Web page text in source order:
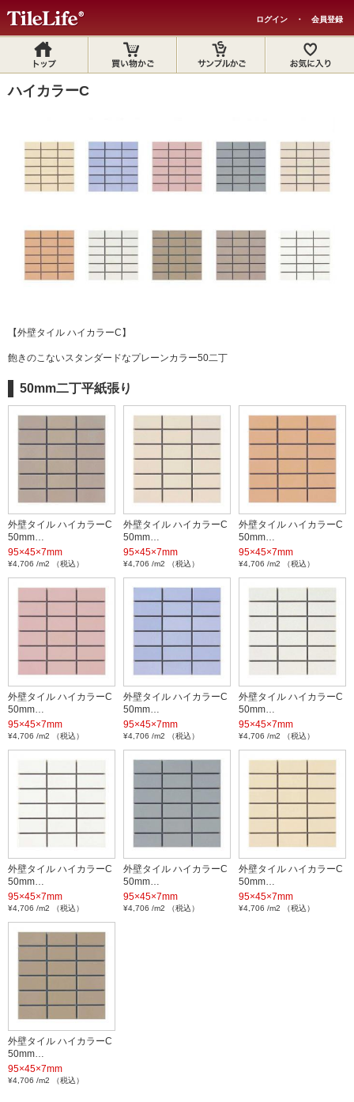
ログイン ・ 会員登録
ハイカラーC
【外壁タイル ハイカラーC】
飽きのこないスタンダードなプレーンカラー50二丁
50mm二丁平紙張り
外壁タイル ハイカラーC
50mm…
95×45×7mm
¥4,706 /m2 （税込）
外壁タイル ハイカラーC
50mm…
95×45×7mm
¥4,706 /m2 （税込）
外壁タイル ハイカラーC
50mm…
95×45×7mm
¥4,706 /m2 （税込）
外壁タイル ハイカラーC
50mm…
95×45×7mm
¥4,706 /m2 （税込）
外壁タイル ハイカラーC
50mm…
95×45×7mm
¥4,706 /m2 （税込）
外壁タイル ハイカラーC
50mm…
95×45×7mm
¥4,706 /m2 （税込）
外壁タイル ハイカラーC
50mm…
95×45×7mm
¥4,706 /m2 （税込）
外壁タイル ハイカラーC
50mm…
95×45×7mm
¥4,706 /m2 （税込）
外壁タイル ハイカラーC
50mm…
95×45×7mm
¥4,706 /m2 （税込）
外壁タイル ハイカラーC
50mm…
95×45×7mm
¥4,706 /m2 （税込）